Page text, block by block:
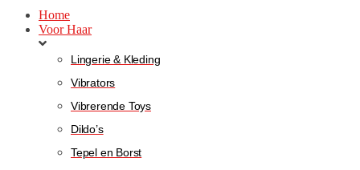
Home
Voor Haar
Lingerie & Kleding
Vibrators
Vibrerende Toys
Dildo’s
Tepel en Borst